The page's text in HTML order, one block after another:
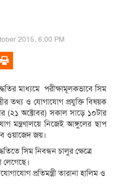
2015, 6:00 PM
মাধ্যমে পরীক্ষামূলকভাবে সিম
তথ্য ও যোগাযোগ প্রযুক্তি বিষয়ক
(২১ অক্টোবর) সকাল সাড়ে ১০টার
মন্ত্রণালয়ে নিজেই আঙ্গুলের ছাপ
ওয়াজেদ জয়।
সিম নিবন্ধন চালুর ক্ষেত্রে
লেগেছে।
প্রতিমন্ত্রী তারানা হালিম ও